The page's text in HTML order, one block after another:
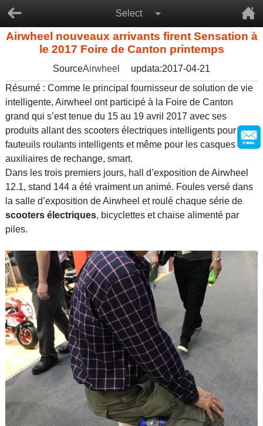
Select
Airwheel nouveaux arrivants firent Sensation à
le 2017 Foire de Canton printemps
SourceAirwheel
updata:2017-04-21
Résumé : Comme le principal fournisseur de solution de vie
intelligente, Airwheel ont participé à la Foire de Canton
grand qui s’est tenue du 15 au 19 avril 2017 avec ses
produits allant des scooters électriques intelligents pour
fauteuils roulants intelligents et même pour les casques
auxiliaires de rechange, smart.
Dans les trois premiers jours, hall d’exposition de Airwheel
12.1, stand 144 a été vraiment un animé. Foules versé dans
la salle d’exposition de Airwheel et roulé chaque série de
scooters électriques, bicyclettes et chaise alimenté par
piles.